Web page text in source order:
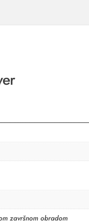
završnom obradom